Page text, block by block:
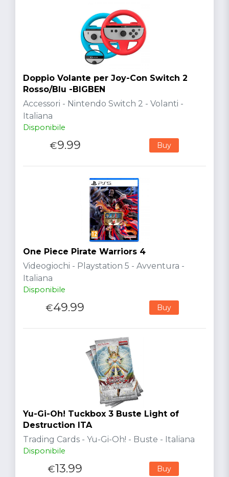
Doppio Volante per Joy-Con Switch 2
Rosso/Blu -BIGBEN
Accessori - Nintendo Switch 2 - Volanti -
Italiana
Disponibile
€9.99 Buy
One Piece Pirate Warriors 4
Videogiochi - Playstation 5 - Avventura -
Italiana
Disponibile
€49.99 Buy
Yu-Gi-Oh! Tuckbox 3 Buste Light of
Destruction ITA
Trading Cards - Yu-Gi-Oh! - Buste - Italiana
Disponibile
€13.99 Buy